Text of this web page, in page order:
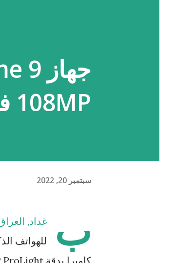
108MP في العراق بسعر 219 دولار فقط
سبتمبر 20, 2022
ب